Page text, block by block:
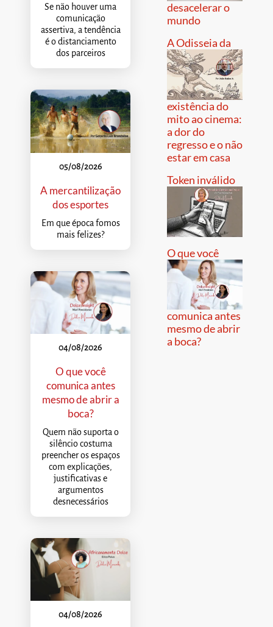
Se não houver uma
comunicação
assertiva, a tendência
é o distanciamento
dos parceiros
05/08/2026
A mercantilização
dos esportes
Em que época fomos
mais felizes?
04/08/2026
O que você
comunica antes
mesmo de abrir a
boca?
Quem não suporta o
silêncio costuma
preencher os espaços
com explicações,
justificativas e
argumentos
desnecessários
04/08/2026
desacelerar o
mundo
A Odisseia da
existência do
mito ao cinema:
a dor do
regresso e o não
estar em casa
Token inválido
O que você
comunica antes
mesmo de abrir
a boca?